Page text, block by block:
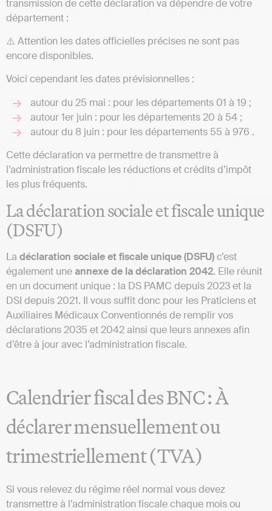
transmission de cette déclaration va dépendre de votre
département :
⚠️ Attention les dates officielles précises ne sont pas
encore disponibles.
Voici cependant les dates prévisionnelles :
autour du 25 mai : pour les départements 01 à 19 ;
autour 1er juin : pour les départements 20 à 54 ;
autour du 8 juin : pour les départements 55 à 976 .
Cette déclaration va permettre de transmettre à
l’administration fiscale les réductions et crédits d’impôt
les plus fréquents.
La déclaration sociale et fiscale unique
(DSFU)
La déclaration sociale et fiscale unique (DSFU)c’est
également uneannexe de la déclaration 2042. Elle réunit
en un document unique : la DS PAMC depuis 2023 et la
DSI depuis 2021. Il vous suffit donc pour les Praticiens et
Auxiliaires Médicaux Conventionnés de remplir vos
déclarations 2035 et 2042 ainsi que leurs annexes afin
d’être à jour avec l’administration fiscale.
Calendrier fiscal des BNC : À
déclarer mensuellement ou
trimestriellement (TVA)
Si vous relevez du régime réel normal vous devez
transmettre à l’administration fiscale chaque mois ou